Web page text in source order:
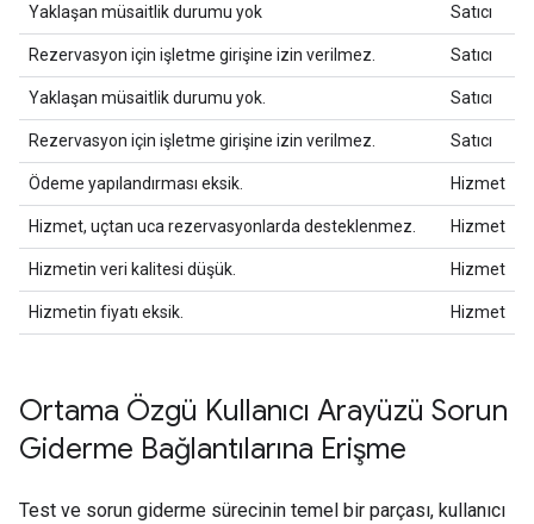
Yaklaşan müsaitlik durumu yok Satıcı
Rezervasyon için işletme girişine izin verilmez. Satıcı
Yaklaşan müsaitlik durumu yok. Satıcı
Rezervasyon için işletme girişine izin verilmez. Satıcı
Ödeme yapılandırması eksik. Hizmet
Hizmet, uçtan uca rezervasyonlarda desteklenmez. Hizmet
Hizmetin veri kalitesi düşük. Hizmet
Hizmetin fiyatı eksik. Hizmet
Ortama Özgü Kullanıcı Arayüzü Sorun
Giderme Bağlantılarına Erişme
Test ve sorun giderme sürecinin temel bir parçası, kullanıcı